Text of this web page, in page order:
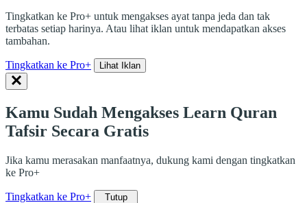
Tingkatkan ke Pro+ untuk mengakses ayat tanpa jeda dan tak
terbatas setiap harinya. Atau lihat iklan untuk mendapatkan akses
tambahan.
Tingkatkan ke Pro+ Lihat Iklan
Kamu Sudah Mengakses Learn Quran
Tafsir Secara Gratis
Jika kamu merasakan manfaatnya, dukung kami dengan tingkatkan
ke Pro+
Tingkatkan ke Pro+ Tutup